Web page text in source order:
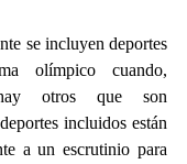
se incluyen deportes
olímpico cuando,
hay otros que son
incluidos están
a un escrutinio para